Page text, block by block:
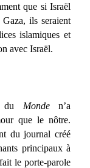
que si Israël
ils seraient
islamiques et
avec Israël.
du Monden’a
que le nôtre.
du journal créé
principaux à
le porte-parole